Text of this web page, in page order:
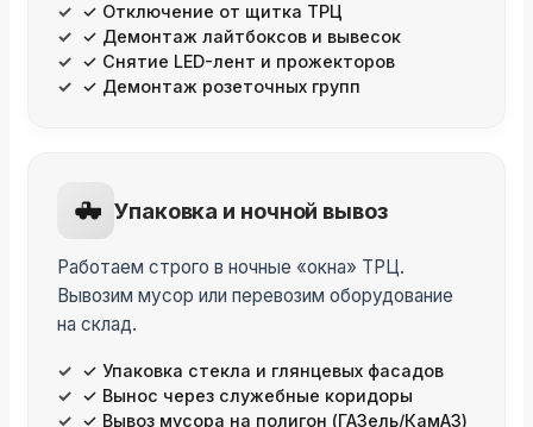
✓ Отключение от щитка ТРЦ
✓ Демонтаж лайтбоксов и вывесок
✓ Снятие LED-лент и прожекторов
✓ Демонтаж розеточных групп
Упаковка и ночной вывоз
Работаем строго в ночные «окна» ТРЦ.
Вывозим мусор или перевозим оборудование
на склад.
✓ Упаковка стекла и глянцевых фасадов
✓ Вынос через служебные коридоры
✓ Вывоз мусора на полигон (ГАЗель/КамАЗ)